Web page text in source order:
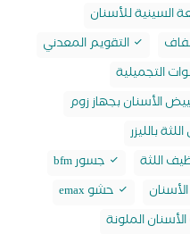
السينية للأسنان
التقويم المعدني
التجميلية
الأسنان بجهاز زوم
بالليزر
اللثة
جسور bfm
حشو emax
الملونة